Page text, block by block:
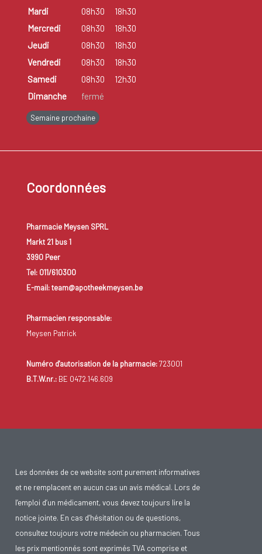
Mardi
08h30
18h30
Mercredi
08h30
18h30
Jeudi
08h30
18h30
Vendredi
08h30
18h30
Samedi
08h30
12h30
Dimanche
fermé
Semaine prochaine
Coordonnées
Pharmacie Meysen SPRL
Markt 21 bus 1
3990 Peer
Tel: 011/610300
E-mail: team@apotheekmeysen.be
Pharmacien responsable:
Meysen Patrick
Numéro d'autorisation de la pharmacie:723001
B.T.W.nr.:BE 0472.146.609
Les données de ce website sont purement informatives
et ne remplacent en aucun cas un avis médical. Lors de
l’emploi d’un médicament, vous devez toujours lire la
notice jointe. En cas d’hésitation ou de questions,
consultez toujours votre médecin ou pharmacien. Tous
les prix mentionnés sont exprimés TVA comprise et